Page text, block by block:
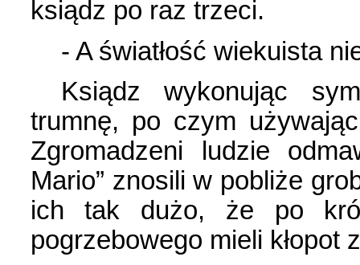
ksiądz po raz trzeci.
- A światłość wiekuista
Ksiądz wykonując
trumnę, po czym
Zgromadzeni ludzie
Mario” znosili w pobliże
ich tak dużo, że po
pogrzebowego mieli kłopot